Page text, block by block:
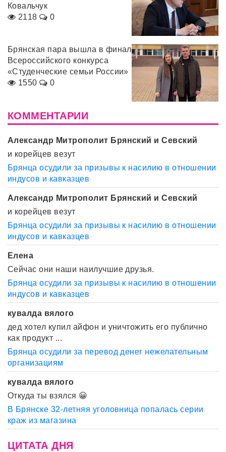
Ковальчук
2118
0
Брянская пара вышла в финал
Всероссийского конкурса
«Студенческие семьи России»
1550
0
КОММЕНТАРИИ
Александр Митрополит Брянский и Севский
и корейцев везут
Брянца осудили за призывы к насилию в отношении
индусов и кавказцев
Александр Митрополит Брянский и Севский
и корейцев везут
Брянца осудили за призывы к насилию в отношении
индусов и кавказцев
Елена
Сейчас они наши наилучшие друзья.
Брянца осудили за призывы к насилию в отношении
индусов и кавказцев
кувалда вялого
дед хотел купил айфон и уничтожить его публично
как продукт ...
Брянца осудили за перевод денег нежелательным
организациям
кувалда вялого
Откуда ты взялся 😀
В Брянске 32-летняя уголовница попалась серии
краж из магазина
ЦИТАТА ДНЯ